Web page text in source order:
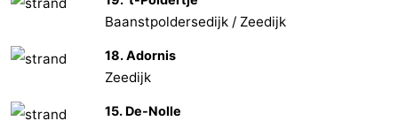
Knokke-
-
Baanstpoldersedijk / Zeedijk
18. Adornis
Zeedijk
15. De-Nolle